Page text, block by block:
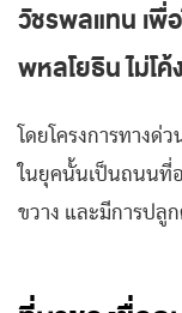
วัชรพลแทน เพื่
พหลโยธิน ไม่โค้
โดยโครงการทางด่
ในยุคนั้นเป็นถนนที่
ขวาง และมีการปลู